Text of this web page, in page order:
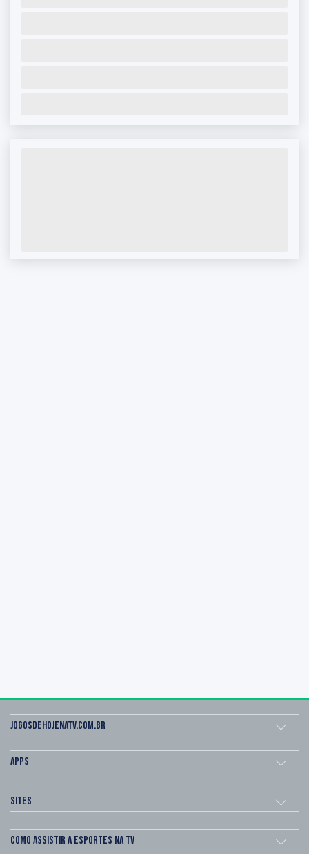
Jogosdehojenatv.com.br
Apps
Sites
Como assistir a esportes na TV